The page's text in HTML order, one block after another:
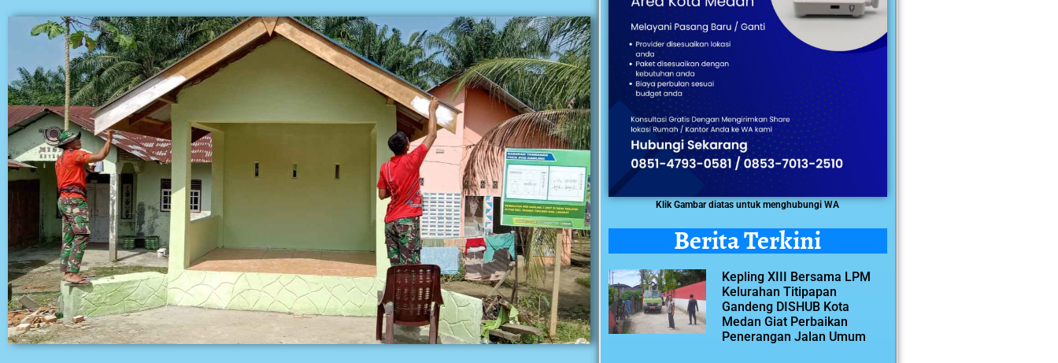
Klik Gambar diatas untuk menghubungi WA
Berita Terkini
Kepling XIII Bersama LPM
Kelurahan Titipapan
Gandeng DISHUB Kota
Medan Giat Perbaikan
Penerangan Jalan Umum